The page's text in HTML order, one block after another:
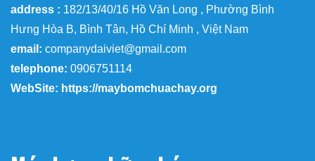
address : 182/13/40/16 Hồ Văn Long , Phường Bình
Hưng Hòa B, Bình Tân, Hồ Chí Minh , Việt Nam
email: companydaiviet@gmail.com
telephone: 0906751114
WebSite: https://maybomchuachay.org